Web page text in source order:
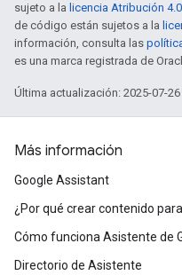
sujeto a la licencia Atribución
de código están sujetos a la
información, consulta las
es una marca registrada de
Última actualización: 2025-07-26
Más información
Google Assistant
¿Por qué crear contenido
Cómo funciona Asistente de
Directorio de Asistente